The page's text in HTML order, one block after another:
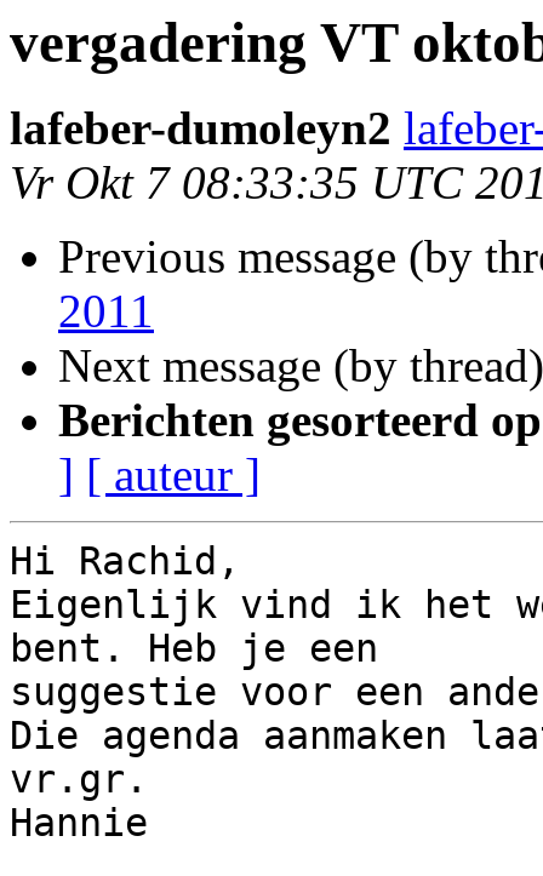
vergadering VT
lafeber-dumoleyn2
Vr Okt 7 08:33:35 UTC
Previous message (by
2011
Next message (by
Berichten gesorteerd
] [ auteur ]
Hi Rachid,
Eigenlijk vind ik het
bent. Heb je een
suggestie voor een
Die agenda aanmaken
vr.gr.
Hannie